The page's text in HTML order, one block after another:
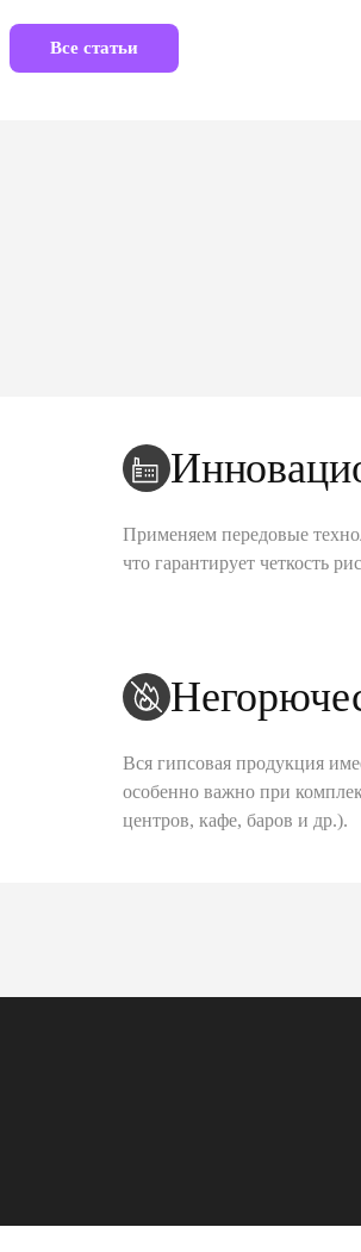
Все статьи
Применяем передовые
что гарантирует четкость
Вся гипсовая продукция
особенно важно при
центров, кафе, баров и др.).